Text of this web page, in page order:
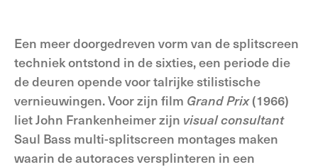
Een meer doorgedreven vorm van de splitscreen
techniek ontstond in de sixties, een periode die
de deuren opende voor talrijke stilistische
vernieuwingen. Voor zijn film Grand Prix(1966)
liet John Frankenheimer zijn visual consultant
Saul Bass multi-splitscreen montages maken
waarin de autoraces versplinteren in een